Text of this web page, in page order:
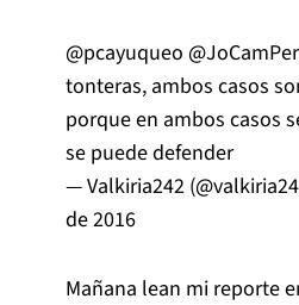
@pcayuqueo
tonteras, ambos casos
porque en ambos casos
se puede defender
— Valkiria242
de 2016
Mañana lean mi reporte